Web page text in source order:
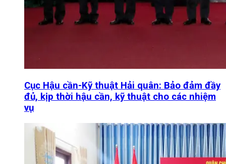
Cục Hậu cần-Kỹ thuật Hải quân: Bảo đảm đầy
đủ, kịp thời hậu cần, kỹ thuật cho các nhiệm
vụ